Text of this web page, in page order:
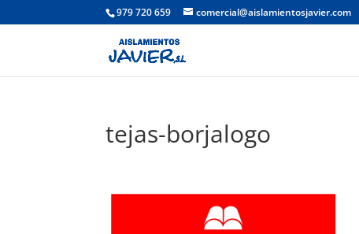
979 720 659 comercial@aislamientosjavier.com
tejas-borjalogo